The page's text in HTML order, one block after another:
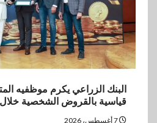
البنك الزراعي يكرم موظفيه
قياسية بالقروض الشخصية خلال